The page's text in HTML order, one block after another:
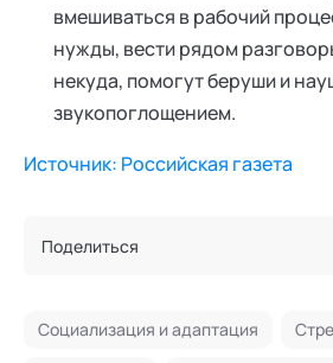
вмешиваться в рабочий
нужды, вести рядом
некуда, помогут беруши и
звукопоглощением.
Источник: Российская газета
Поделиться
Социализация и адаптация